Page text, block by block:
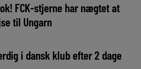
FCK-stjerne har nægtet at
til Ungarn
i dansk klub efter 2 dage